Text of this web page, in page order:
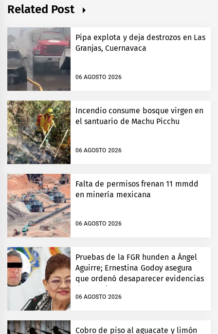
Related Post
Pipa explota y deja destrozos en Las
Granjas, Cuernavaca
06 AGOSTO 2026
Incendio consume bosque virgen en
el santuario de Machu Picchu
06 AGOSTO 2026
Falta de permisos frenan 11 mmdd
en minería mexicana
06 AGOSTO 2026
Pruebas de la FGR hunden a Ángel
Aguirre; Ernestina Godoy asegura
que ordenó desaparecer evidencias
06 AGOSTO 2026
Cobro de piso al aguacate y limón